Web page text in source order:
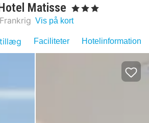
Matisse , 3 Stjerner
Frankrig Vis på kort
Faciliteter Hotelinformation